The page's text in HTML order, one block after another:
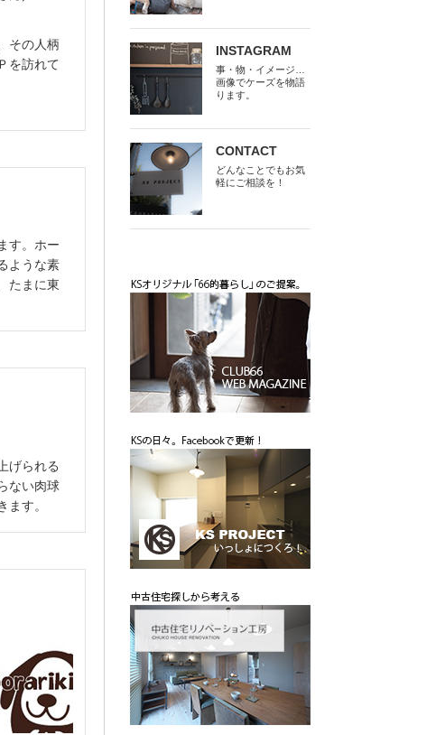
その人柄
を訪れて
す。ホー
ような素
たまに東
げられる
ない肉球
す。
INSTAGRAM
事・物・イメージ…
画像でケーズを物語
ります。
CONTACT
どんなことでもお気
軽にご相談を！